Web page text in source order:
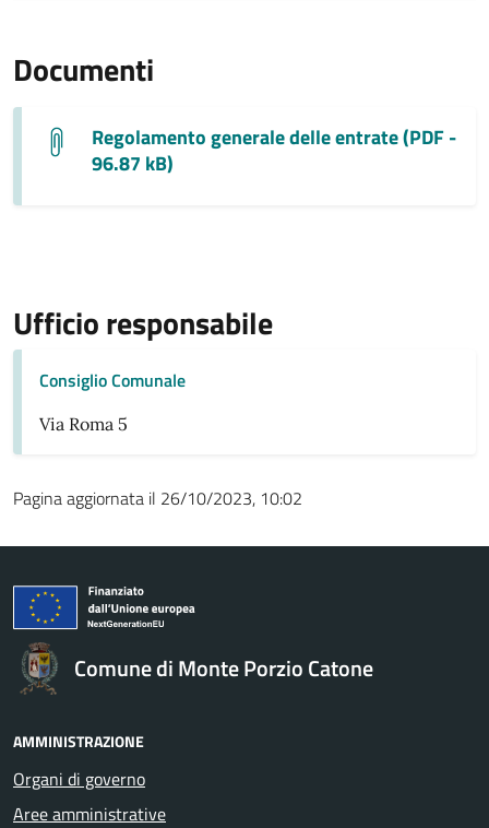
Documenti
Regolamento generale delle entrate (PDF -
96.87 kB)
Ufficio responsabile
Consiglio Comunale
Via Roma 5
Pagina aggiornata il 26/10/2023, 10:02
Comune di Monte Porzio Catone
AMMINISTRAZIONE
Organi di governo
Aree amministrative